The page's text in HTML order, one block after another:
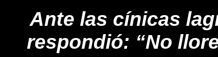
Ante las cínicas
respondió: “No